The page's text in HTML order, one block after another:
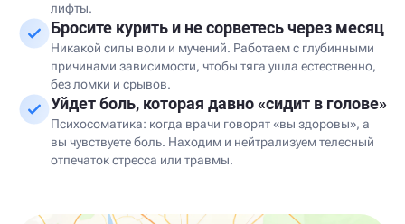
лифты.
Бросите курить и не сорветесь через месяц
Никакой силы воли и мучений. Работаем с глубинными
причинами зависимости, чтобы тяга ушла естественно,
без ломки и срывов.
Уйдет боль, которая давно «сидит в голове»
Психосоматика: когда врачи говорят «вы здоровы», а
вы чувствуете боль. Находим и нейтрализуем телесный
отпечаток стресса или травмы.